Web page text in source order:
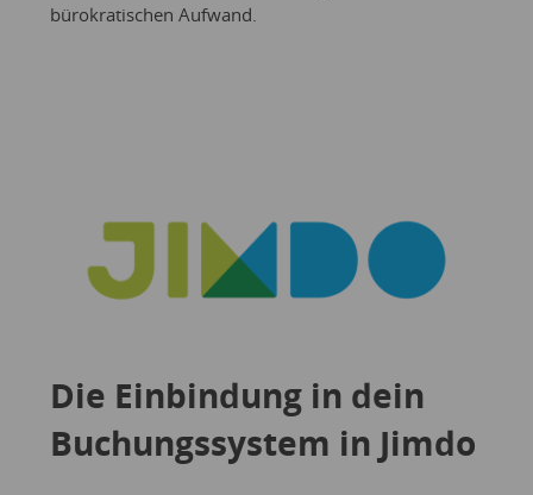
bürokratischen Aufwand.
Die Einbindung in dein
Buchungssystem in Jimdo